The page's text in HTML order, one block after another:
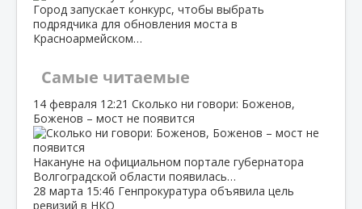
Город запускает конкурс, чтобы выбрать
подрядчика для обновления моста в
Красноармейском…
Самые читаемые
14 февраля 12:21 Сколько ни говори: Боженов,
Боженов – мост не появится
Накануне на официальном портале губернатора
Волгоградской области появилась…
28 марта 15:46 Генпрокуратура объявила цель
ревизий в НКО